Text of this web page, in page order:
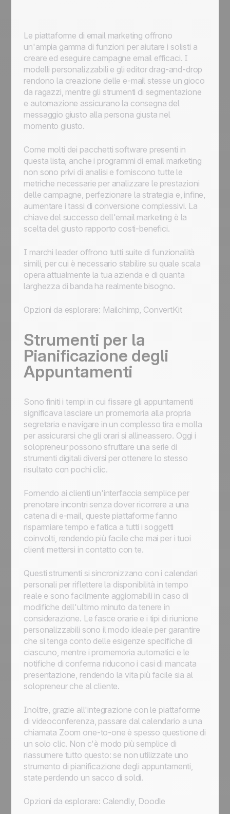
Le piattaforme di email marketing offrono
un'ampia gamma di funzioni per aiutare i solisti a
creare ed eseguire campagne email efficaci. I
modelli personalizzabili e gli editor drag-and-drop
rendono la creazione delle e-mail stesse un gioco
da ragazzi, mentre gli strumenti di segmentazione
e automazione assicurano la consegna del
messaggio giusto alla persona giusta nel
momento giusto.
Come molti dei pacchetti software presenti in
questa lista, anche i programmi di email marketing
non sono privi di analisi e forniscono tutte le
metriche necessarie per analizzare le prestazioni
delle campagne, perfezionare la strategia e, infine,
aumentare i tassi di conversione complessivi. La
chiave del successo dell'email marketing è la
scelta del giusto rapporto costi-benefici.
I marchi leader offrono tutti suite di funzionalità
simili, per cui è necessario stabilire su quale scala
opera attualmente la tua azienda e di quanta
larghezza di banda ha realmente bisogno.
Opzioni da esplorare: Mailchimp, ConvertKit
Strumenti per la
Pianificazione degli
Appuntamenti
Sono finiti i tempi in cui fissare gli appuntamenti
significava lasciare un promemoria alla propria
segretaria e navigare in un complesso tira e molla
per assicurarsi che gli orari si allineassero. Oggi i
solopreneur possono sfruttare una serie di
strumenti digitali diversi per ottenere lo stesso
risultato con pochi clic.
Fornendo ai clienti un'interfaccia semplice per
prenotare incontri senza dover ricorrere a una
catena di e-mail, queste piattaforme fanno
risparmiare tempo e fatica a tutti i soggetti
coinvolti, rendendo più facile che mai per i tuoi
clienti mettersi in contatto con te.
Questi strumenti si sincronizzano con i calendari
personali per riflettere la disponibilità in tempo
reale e sono facilmente aggiornabili in caso di
modifiche dell'ultimo minuto da tenere in
considerazione. Le fasce orarie e i tipi di riunione
personalizzabili sono il modo ideale per garantire
che si tenga conto delle esigenze specifiche di
ciascuno, mentre i promemoria automatici e le
notifiche di conferma riducono i casi di mancata
presentazione, rendendo la vita più facile sia al
solopreneur che al cliente.
Inoltre, grazie all'integrazione con le piattaforme
di videoconferenza, passare dal calendario a una
chiamata Zoom one-to-one è spesso questione di
un solo clic. Non c'è modo più semplice di
riassumere tutto questo: se non utilizzate uno
strumento di pianificazione degli appuntamenti,
state perdendo un sacco di soldi.
Opzioni da esplorare: Calendly, Doodle